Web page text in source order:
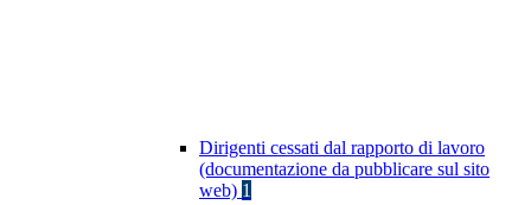
Dirigenti cessati dal rapporto di lavoro
(documentazione da pubblicare sul sito
web) 1